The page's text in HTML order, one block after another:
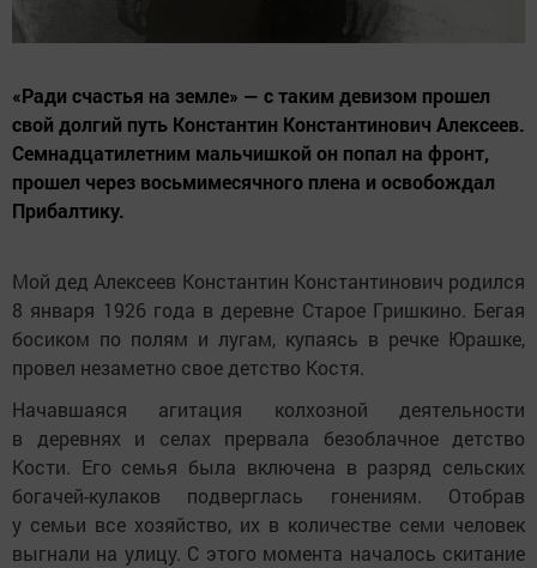
«Ради счастья на земле» — с таким девизом прошел
свой долгий путь Константин Константинович Алексеев.
Семнадцатилетним мальчишкой он попал на фронт,
прошел через восьмимесячного плена и освобождал
Прибалтику.
Мой дед Алексеев Константин Константинович родился
8 января 1926 года в деревне Старое Гришкино. Бегая
босиком по полям и лугам, купаясь в речке Юрашке,
провел незаметно свое детство Костя.
Начавшаяся агитация колхозной деятельности
в деревнях и селах прервала безоблачное детство
Кости. Его семья была включена в разряд сельских
богачей-кулаков подверглась гонениям. Отобрав
у семьи все хозяйство, их в количестве семи человек
выгнали на улицу. С этого момента началось скитание